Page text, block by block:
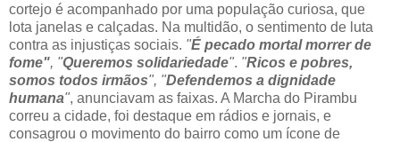
cortejo é acompanhado por uma população curiosa, que
lota janelas e calçadas. Na multidão, o sentimento de luta
contra as injustiças sociais. "É pecado mortal morrer de
fome", "Queremos solidariedade". "Ricos e pobres,
somos todos irmãos", "Defendemos a dignidade
humana", anunciavam as faixas. A Marcha do Pirambu
correu a cidade, foi destaque em rádios e jornais, e
consagrou o movimento do bairro como um ícone de